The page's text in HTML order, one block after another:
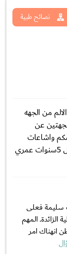
نصائح طبية
من الجهه
عن
واشاعات
يقولون سليمه وعلما اني عملت عملية الزائده قبل 5سنوات عمري
سليمة فعلى
الزائدة. المهم
انهناك امر